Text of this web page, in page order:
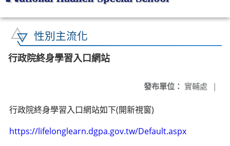
性別主流化
行政院終身學習入口網站
發布單位： 實輔處 |
行政院終身學習入口網站如下(開新視窗)
https://lifelonglearn.dgpa.gov.tw/Default.aspx